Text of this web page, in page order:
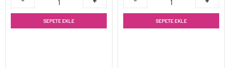
SEPETE EKLE SEPETE EKLE